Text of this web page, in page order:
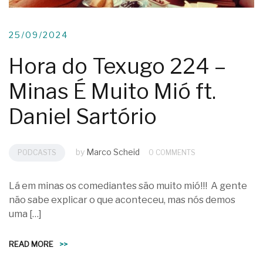
25/09/2024
Hora do Texugo 224 –
Minas É Muito Mió ft.
Daniel Sartório
PODCASTS by Marco Scheid 0 COMMENTS
Lá em minas os comediantes são muito mió!!! A gente
não sabe explicar o que aconteceu, mas nós demos
uma […]
READ MORE >>